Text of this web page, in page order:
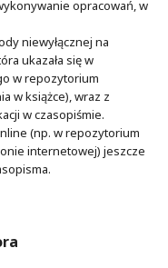
opracowań, w
niewyłącznej na
ukazała się w
w repozytorium
w książce), wraz z
w czasopiśmie.
(np. w repozytorium
internetowej) jeszcze